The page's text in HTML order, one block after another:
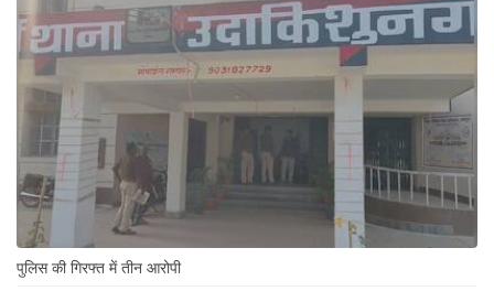
पुलिस की गिरफ्त में तीन आरोपी